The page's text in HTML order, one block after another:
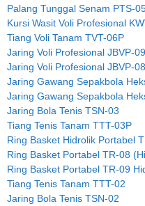
Palang Tunggal Senam PTS-
Kursi Wasit Voli Profesional
Tiang Voli Tanam TVT-06P
Jaring Voli Profesional JBVP-09
Jaring Voli Profesional JBVP-08
Jaring Gawang Sepakbola
Jaring Gawang Sepakbola
Jaring Bola Tenis TSN-03
Tiang Tenis Tanam TTT-03P
Ring Basket Hidrolik Portabel
Ring Basket Portabel TR-08
Ring Basket Portabel TR-09
Tiang Tenis Tanam TTT-02
Jaring Bola Tenis TSN-02